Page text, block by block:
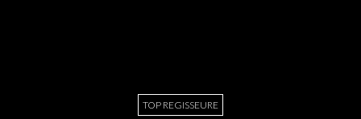
TOP REGISSEURE